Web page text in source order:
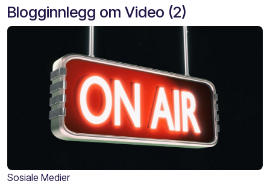
Blogginnlegg om Video (2)
Sosiale Medier